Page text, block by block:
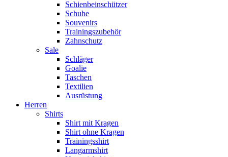
Schienbeinschützer
Schuhe
Souvenirs
Trainingszubehör
Zahnschutz
Sale
Schläger
Goalie
Taschen
Textilien
Ausrüstung
Herren
Shirts
Shirt mit Kragen
Shirt ohne Kragen
Trainingsshirt
Langarmshirt